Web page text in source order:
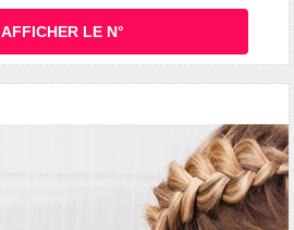
AFFICHER LE N°